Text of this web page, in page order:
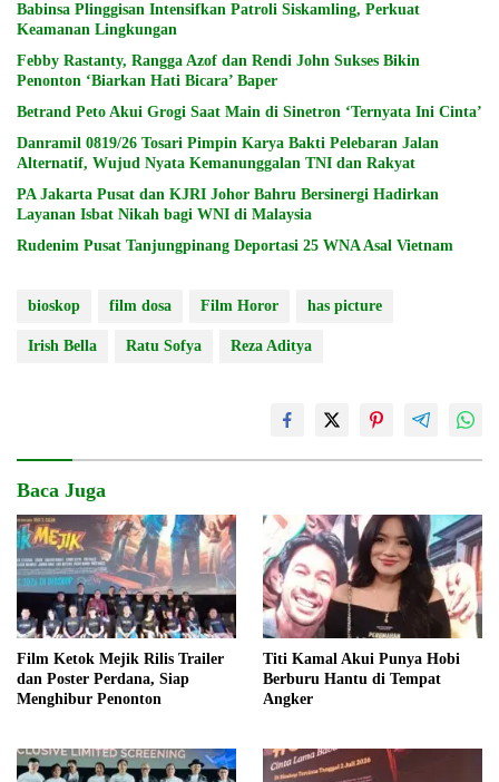
Babinsa Plinggisan Intensifkan Patroli Siskamling, Perkuat
Keamanan Lingkungan
Febby Rastanty, Rangga Azof dan Rendi John Sukses Bikin
Penonton ‘Biarkan Hati Bicara’ Baper
Betrand Peto Akui Grogi Saat Main di Sinetron ‘Ternyata Ini Cinta’
Danramil 0819/26 Tosari Pimpin Karya Bakti Pelebaran Jalan
Alternatif, Wujud Nyata Kemanunggalan TNI dan Rakyat
PA Jakarta Pusat dan KJRI Johor Bahru Bersinergi Hadirkan
Layanan Isbat Nikah bagi WNI di Malaysia
Rudenim Pusat Tanjungpinang Deportasi 25 WNA Asal Vietnam
bioskop film dosa Film Horor has picture
Irish Bella Ratu Sofya Reza Aditya
Baca Juga
Film Ketok Mejik Rilis Trailer
dan Poster Perdana, Siap
Menghibur Penonton
Titi Kamal Akui Punya Hobi
Berburu Hantu di Tempat
Angker